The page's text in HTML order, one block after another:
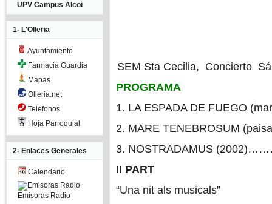
UPV Campus Alcoi
1- L'Olleria
Ayuntamiento
Farmacia Guardia
Mapas
Olleria.net
Telefonos
Hoja Parroquial
2- Enlaces Generales
Calendario
Emisoras Radio
SEM Sta Cecilia, Concierto
PROGRAMA
1. LA ESPADA DE FUEGO
2. MARE TENEBROSUM
3. NOSTRADAMUS
II PART
“Una nit als musicals”